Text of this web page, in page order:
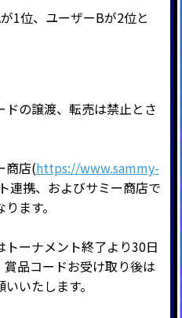
1位、ユーザーBが2位と
の譲渡、転売は禁止とさ
商店(https://www.sammy-
連携、およびサミー商店で
ます。
ーナメント終了より30日
品コードお受け取り後は
いたします。